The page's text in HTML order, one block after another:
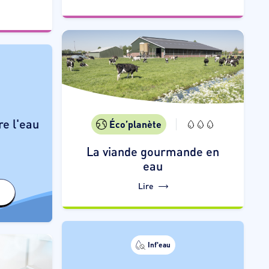
l'eau
qui la
pour
le
d'eau.
Éco’planète
La viande gourmande en
eau
Lire
Inf'eau
BRAVO !